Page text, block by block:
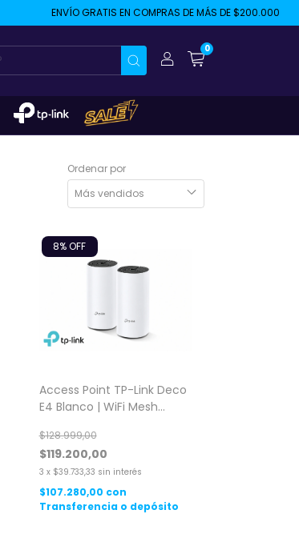
ENVÍO GRATIS EN COMPRAS DE MÁS DE $200.000 2
0
Ordenar por
Access Point TP-Link Deco
E4 Blanco | WiFi Mesh
$119.200,00
$128.999,00
8% OFF
3 x $39.733,33 sin interés
$107.280,00 con
Transferencia o depósito